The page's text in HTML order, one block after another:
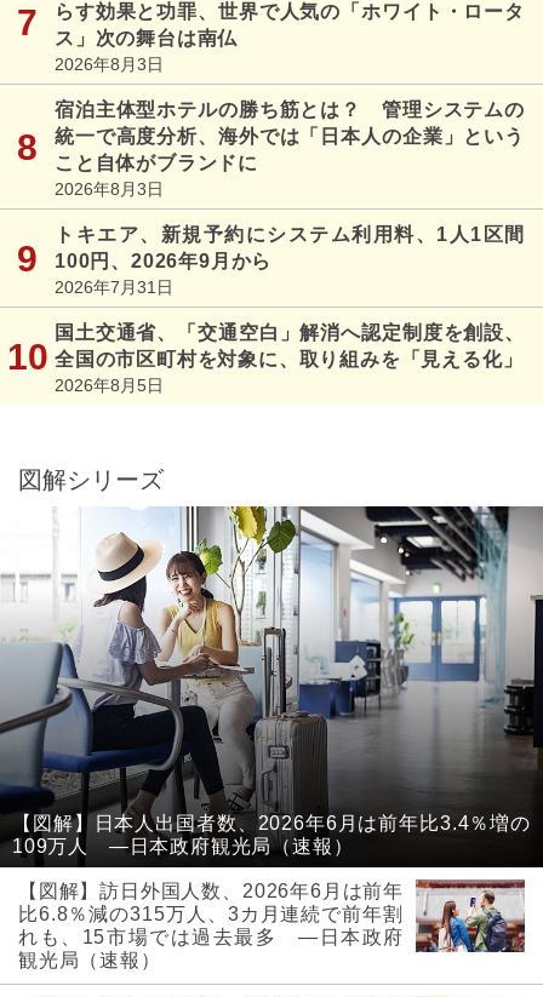
らす効果と功罪、世界で人気の「ホワイト・ロータ
ス」次の舞台は南仏
2026年8月3日
宿泊主体型ホテルの勝ち筋とは？ 管理システムの
統一で高度分析、海外では「日本人の企業」という
こと自体がブランドに
2026年8月3日
トキエア、新規予約にシステム利用料、1人1区間
100円、2026年9月から
2026年7月31日
国土交通省、「交通空白」解消へ認定制度を創設、
全国の市区町村を対象に、取り組みを「見える化」
2026年8月5日
図解シリーズ
【図解】日本人出国者数、2026年6月は前年比3.4％増の
109万人 ―日本政府観光局（速報）
【図解】訪日外国人数、2026年6月は前年
比6.8％減の315万人、3カ月連続で前年割
れも、15市場では過去最多 ―日本政府
観光局（速報）